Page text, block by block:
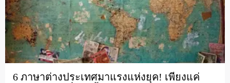
อาชีพ
ร่วมงานกับเรา
6 ภาษาต่างประเทศมาแรงแห่งยุค! เพียงแค่